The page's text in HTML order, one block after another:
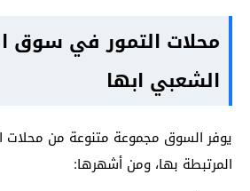
محلات التمور في سوق
الشعبي ابها
يوفر السوق مجموعة متنوعة من محلات
المرتبطة بها، ومن أشهرها: